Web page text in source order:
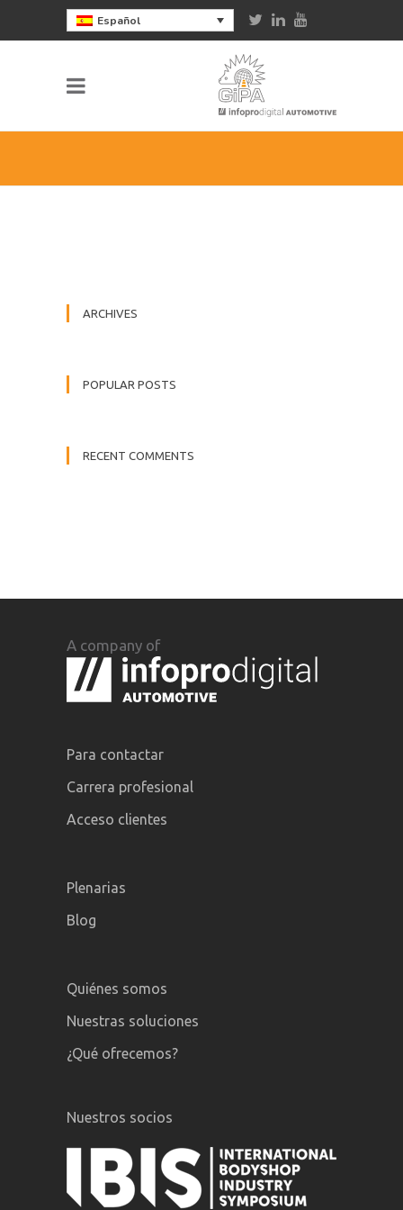
Español
ARCHIVES
POPULAR POSTS
RECENT COMMENTS
A company of
Para contactar
Carrera profesional
Acceso clientes
Plenarias
Blog
Quiénes somos
Nuestras soluciones
¿Qué ofrecemos?
Nuestros socios